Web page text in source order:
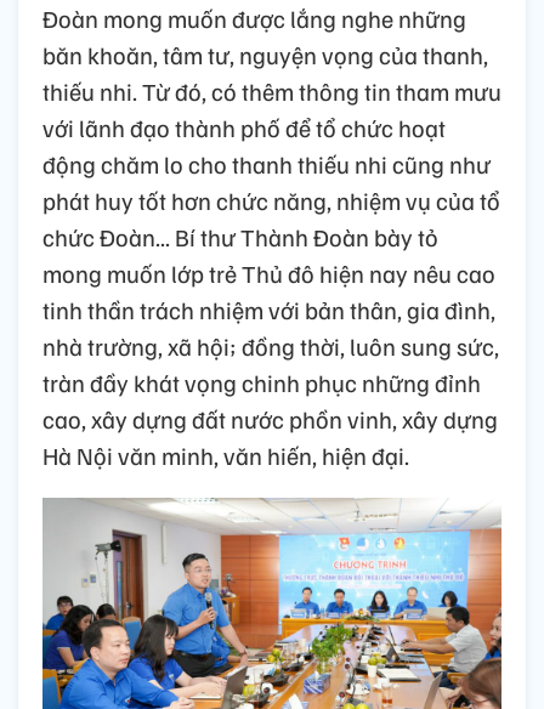
Đoàn mong muốn được lắng nghe những
băn khoăn, tâm tư, nguyện vọng của thanh,
thiếu nhi. Từ đó, có thêm thông tin tham mưu
với lãnh đạo thành phố để tổ chức hoạt
động chăm lo cho thanh thiếu nhi cũng như
phát huy tốt hơn chức năng, nhiệm vụ của tổ
chức Đoàn... Bí thư Thành Đoàn bày tỏ
mong muốn lớp trẻ Thủ đô hiện nay nêu cao
tinh thần trách nhiệm với bản thân, gia đình,
nhà trường, xã hội; đồng thời, luôn sung sức,
tràn đầy khát vọng chinh phục những đỉnh
cao, xây dựng đất nước phồn vinh, xây dựng
Hà Nội văn minh, văn hiến, hiện đại.